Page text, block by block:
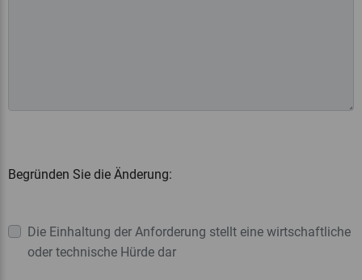
Begründen Sie die Änderung:
Die Einhaltung der Anforderung stellt eine wirtschaftliche
oder technische Hürde dar